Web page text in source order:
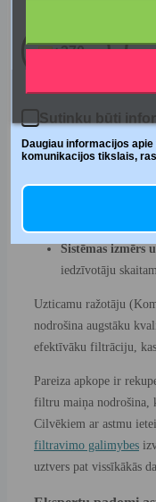
Izvēloties
HEPA filtriem vai
Rekuperatora
astmas
salīdzinājumā ar
ekspluatācijas
Automātiskās
Sistēmas izmērs
iedzīvotāju skaitam
Uzticamu ražotāju
nodrošina augstāku
efektīvāku filtrāciju,
Pareiza apkope ir
filtru maiņa nodrošina,
Cilvēkiem ar astmu
filtravimo galimybes
uztvers pat vissīkākās
+370
Sutinku būti
Daugiau informacijos
komunikacijos tikslais,